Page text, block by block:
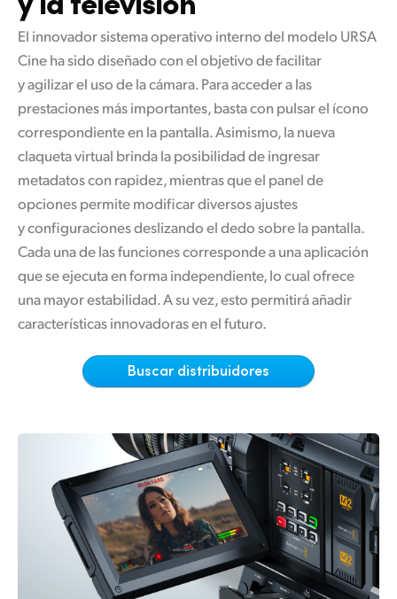
Especificaciones
Finland
France
Germany
Hong Kong SAR, China
Italy
Japan
Korea
Mexico
Malaysia
New Zealand
Norway
Poland
Portugal
Singapore
El innovador sistema operativo interno del modelo URSA
Cine ha sido diseñado con el objetivo de facilitar
y agilizar el uso de la cámara. Para acceder a las
prestaciones más importantes, basta con pulsar el ícono
correspondiente en la pantalla. Asimismo, la nueva
claqueta virtual brinda la posibilidad de ingresar
metadatos con rapidez, mientras que el panel de
opciones permite modificar diversos ajustes
y configuraciones deslizando el dedo sobre la pantalla.
Cada una de las funciones corresponde a una aplicación
que se ejecuta en forma independiente, lo cual ofrece
una mayor estabilidad. A su vez, esto permitirá añadir
características innovadoras en el futuro.
Buscar distribuidores